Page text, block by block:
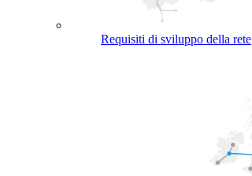
Requisiti di sviluppo della rete